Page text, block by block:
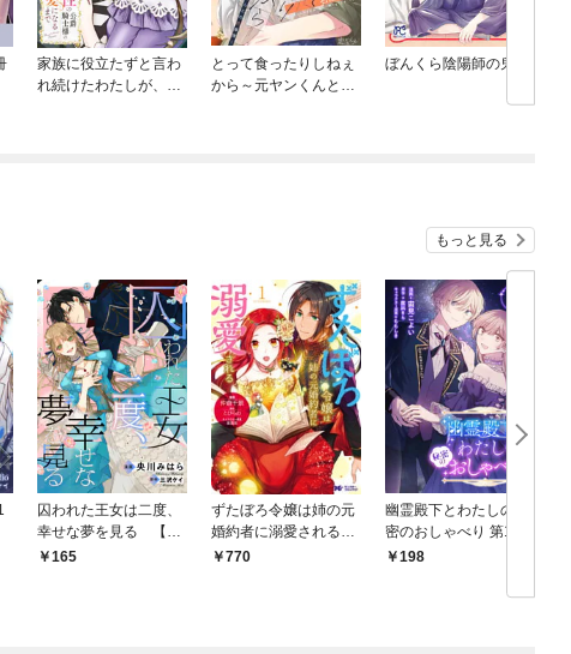
家族に役立たずと言わ
れ続けたわたしが、魔
とって食ったりしねぇ
から～元ヤンくんとの
ぼんくら陰陽師の鬼嫁
もっと見る
囚われた王女は二度、
幸せな夢を見る 【連
載版】: 1
165
ずたぼろ令嬢は姉の元
婚約者に溺愛される
（コミック） 1
770
幽霊殿下とわたしの秘
密のおしゃべり 第1話
198